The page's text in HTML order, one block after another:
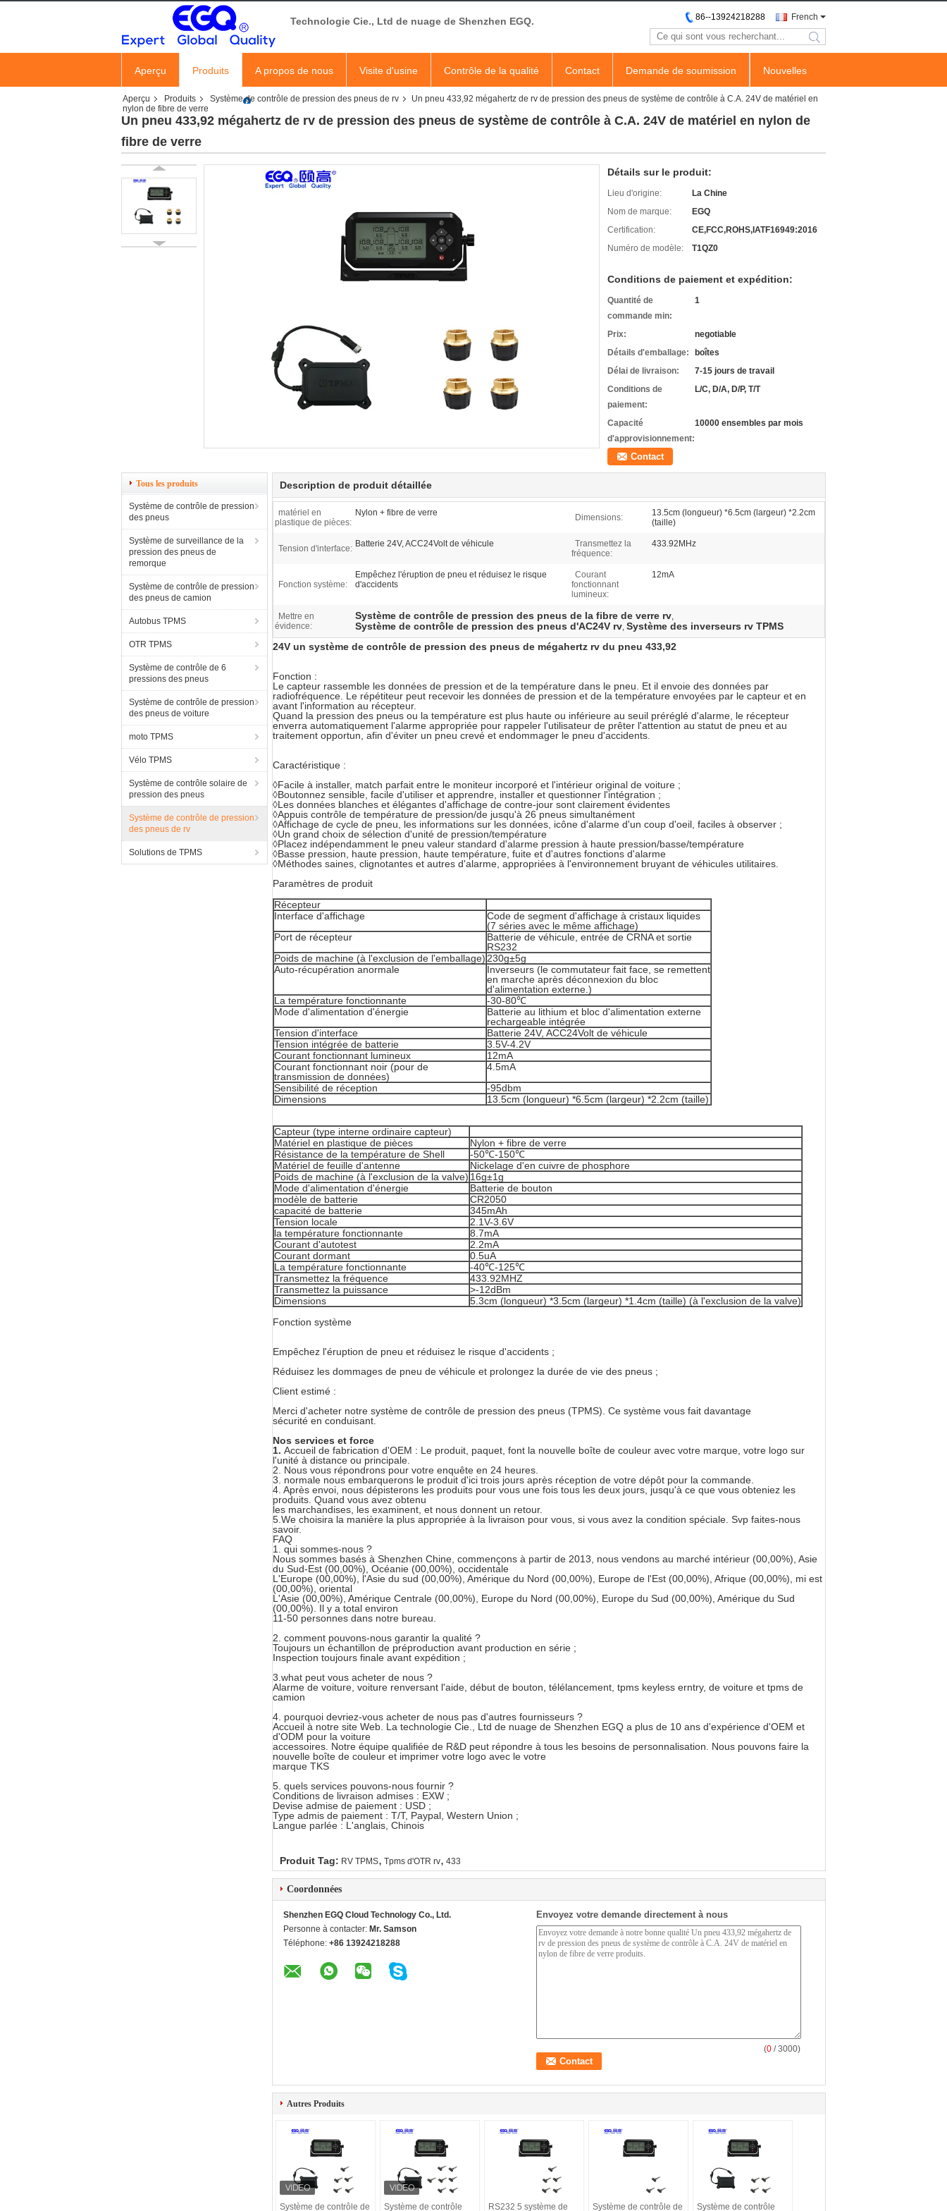
Technologie Cie., Ltd de nuage de Shenzhen EGQ. French
86--13924218288
search
Aperçu Produits A propos de nous Visite d'usine Contrôle de la qualité Contact Demande de soumission Nouvelles
Aperçu Produits Système de contrôle de pression des pneus de rv
Un pneu 433,92 mégahertz de rv de pression des pneus de système de contrôle à C.A. 24V de matériel en
nylon de fibre de verre
Un pneu 433,92 mégahertz de rv de pression des pneus de système de contrôle à C.A. 24V de matériel en nylon de
fibre de verre
Détails sur le produit:
Lieu d'origine:
La Chine
Nom de marque:
EGQ
Certification:
CE,FCC,ROHS,IATF16949:2016
Numéro de modèle:
T1QZ0
Conditions de paiement et expédition:
Quantité de
commande min:
1
Prix:
negotiable
Détails d'emballage:
boîtes
Délai de livraison:
7-15 jours de travail
Conditions de
paiement:
L/C, D/A, D/P, T/T
Capacité
d'approvisionnement:
10000 ensembles par mois
Contact
Tous les produits
Système de contrôle de pression
des pneus
Système de surveillance de la
pression des pneus de
remorque
Système de contrôle de pression
des pneus de camion
Autobus TPMS
OTR TPMS
Système de contrôle de 6
pressions des pneus
Système de contrôle de pression
des pneus de voiture
moto TPMS
Vélo TPMS
Système de contrôle solaire de
pression des pneus
Système de contrôle de pression
des pneus de rv
Solutions de TPMS
Description de produit détaillée
matériel en
plastique de pièces:
Nylon + fibre de verre Dimensions:
13.5cm (longueur) *6.5cm (largeur) *2.2cm
(taille)
Tension d'interface: Batterie 24V, ACC24Volt de véhicule
Transmettez la
fréquence:
433.92MHz
Fonction système:
Empêchez l'éruption de pneu et réduisez le risque
d'accidents
Courant
fonctionnant
lumineux:
12mA
Mettre en
évidence:
Système de contrôle de pression des pneus de la fibre de verre rv,
Système de contrôle de pression des pneus d'AC24V rv, Système des inverseurs rv TPMS
24V un système de contrôle de pression des pneus de mégahertz rv du pneu 433,92
Fonction :
Le capteur rassemble les données de pression et de la température dans le pneu. Et il envoie des données par
radiofréquence. Le répétiteur peut recevoir les données de pression et de la température envoyées par le capteur et en
avant l'information au récepteur.
Quand la pression des pneus ou la température est plus haute ou inférieure au seuil préréglé d'alarme, le récepteur
enverra automatiquement l'alarme appropriée pour rappeler l'utilisateur de prêter l'attention au statut de pneu et au
traitement opportun, afin d'éviter un pneu crevé et endommager le pneu d'accidents.
Caractéristique :
◊Facile à installer, match parfait entre le moniteur incorporé et l'intérieur original de voiture ;
◊Boutonnez sensible, facile d'utiliser et apprendre, installer et questionner l'intégration ;
◊Les données blanches et élégantes d'affichage de contre-jour sont clairement évidentes
◊Appuis contrôle de température de pression/de jusqu'à 26 pneus simultanément
◊Affichage de cycle de pneu, les informations sur les données, icône d'alarme d'un coup d'oeil, faciles à observer ;
◊Un grand choix de sélection d'unité de pression/température
◊Placez indépendamment le pneu valeur standard d'alarme pression à haute pression/basse/température
◊Basse pression, haute pression, haute température, fuite et d'autres fonctions d'alarme
◊Méthodes saines, clignotantes et autres d'alarme, appropriées à l'environnement bruyant de véhicules utilitaires.
Paramètres de produit
Récepteur
Interface d'affichage
Code de segment d'affichage à cristaux liquides
(7 séries avec le même affichage)
Port de récepteur
Batterie de véhicule, entrée de CRNA et sortie
RS232
Poids de machine (à l'exclusion de l'emballage) 230g±5g
Auto-récupération anormale
Inverseurs (le commutateur fait face, se remettent
en marche après déconnexion du bloc
d'alimentation externe.)
La température fonctionnante
-30-80℃
Mode d'alimentation d'énergie
Batterie au lithium et bloc d'alimentation externe
rechargeable intégrée
Tension d'interface
Batterie 24V, ACC24Volt de véhicule
Tension intégrée de batterie
3.5V-4.2V
Courant fonctionnant lumineux
12mA
Courant fonctionnant noir (pour de
transmission de données)
4.5mA
Sensibilité de réception
-95dbm
Dimensions
13.5cm (longueur) *6.5cm (largeur) *2.2cm (taille)
Capteur (type interne ordinaire capteur)
Matériel en plastique de pièces
Nylon + fibre de verre
Résistance de la température de Shell
-50℃-150℃
Matériel de feuille d'antenne
Nickelage d'en cuivre de phosphore
Poids de machine (à l'exclusion de la valve) 16g±1g
Mode d'alimentation d'énergie
Batterie de bouton
modèle de batterie
CR2050
capacité de batterie
345mAh
Tension locale
2.1V-3.6V
la température fonctionnante
8.7mA
Courant d'autotest
2.2mA
Courant dormant
0.5uA
La température fonctionnante
-40℃-125℃
Transmettez la fréquence
433.92MHZ
Transmettez la puissance
>-12dBm
Dimensions
5.3cm (longueur) *3.5cm (largeur) *1.4cm (taille) (à l'exclusion de la valve)
Fonction système
Empêchez l'éruption de pneu et réduisez le risque d'accidents ;
Réduisez les dommages de pneu de véhicule et prolongez la durée de vie des pneus ;
Client estimé :
Merci d'acheter notre système de contrôle de pression des pneus (TPMS). Ce système vous fait davantage
sécurité en conduisant.
Nos services et force
1. Accueil de fabrication d'OEM : Le produit, paquet, font la nouvelle boîte de couleur avec votre marque, votre logo sur
l'unité à distance ou principale.
2. Nous vous répondrons pour votre enquête en 24 heures.
3. normale nous embarquerons le produit d'ici trois jours après réception de votre dépôt pour la commande.
4. Après envoi, nous dépisterons les produits pour vous une fois tous les deux jours, jusqu'à ce que vous obteniez les
produits. Quand vous avez obtenu
les marchandises, les examinent, et nous donnent un retour.
5.We choisira la manière la plus appropriée à la livraison pour vous, si vous avez la condition spéciale. Svp faites-nous
savoir.
FAQ
1. qui sommes-nous ?
Nous sommes basés à Shenzhen Chine, commençons à partir de 2013, nous vendons au marché intérieur (00,00%), Asie
du Sud-Est (00,00%), Océanie (00,00%), occidentale
L'Europe (00,00%), l'Asie du sud (00,00%), Amérique du Nord (00,00%), Europe de l'Est (00,00%), Afrique (00,00%), mi est
(00,00%), oriental
L'Asie (00,00%), Amérique Centrale (00,00%), Europe du Nord (00,00%), Europe du Sud (00,00%), Amérique du Sud
(00,00%). Il y a total environ
11-50 personnes dans notre bureau.
2. comment pouvons-nous garantir la qualité ?
Toujours un échantillon de préproduction avant production en série ;
Inspection toujours finale avant expédition ;
3.what peut vous acheter de nous ?
Alarme de voiture, voiture renversant l'aide, début de bouton, télélancement, tpms keyless erntry, de voiture et tpms de
camion
4. pourquoi devriez-vous acheter de nous pas d'autres fournisseurs ?
Accueil à notre site Web. La technologie Cie., Ltd de nuage de Shenzhen EGQ a plus de 10 ans d'expérience d'OEM et
d'ODM pour la voiture
accessoires. Notre équipe qualifiée de R&D peut répondre à tous les besoins de personnalisation. Nous pouvons faire la
nouvelle boîte de couleur et imprimer votre logo avec le votre
marque TKS
5. quels services pouvons-nous fournir ?
Conditions de livraison admises : EXW ;
Devise admise de paiement : USD ;
Type admis de paiement : T/T, Paypal, Western Union ;
Langue parlée : L'anglais, Chinois
Produit Tag: RV TPMS, Tpms d'OTR rv, 433
Coordonnées
Shenzhen EGQ Cloud Technology Co., Ltd.
Personne à contacter: Mr. Samson
Téléphone: +86 13924218288
Envoyez votre demande directement à nous
(0 / 3000)
Autres Produits
Système de contrôle de Système de contrôle RS232 5 système de Système de contrôle de Système de contrôle